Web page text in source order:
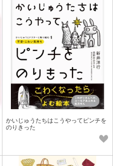
かいじゅうたちはこうやってピンチを
のりきった